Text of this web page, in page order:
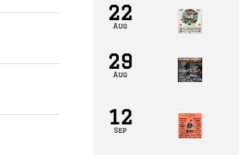
22
Aug
29
Aug
12
Sep